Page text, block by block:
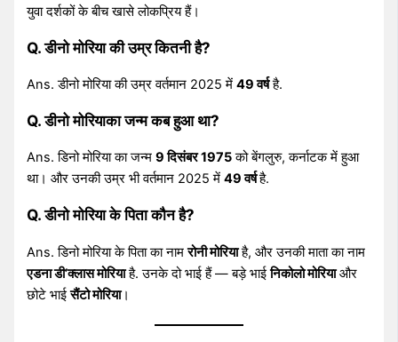
युवा दर्शकों के बीच खासे लोकप्रिय हैं।
Q. डीनो मोरिया की उम्र कितनी है?
Ans. डीनो मोरिया की उम्र वर्तमान 2025 में49 वर्षहै.
Q. डीनो मोरियाका जन्म कब हुआ था?
Ans. डिनो मोरिया का जन्म9 दिसंबर 1975को बेंगलुरु, कर्नाटक में हुआ
था। और उनकी उम्र भी वर्तमान 2025 में49 वर्षहै.
Q. डीनो मोरिया के पिता कौन है?
Ans. डिनो मोरिया के पिता का नाम ​​रोनी मोरियाहै, और उनकी माता का नाम
एडना डी’क्लास मोरियाहै. उनके दो भाई हैं — बड़े भाईनिकोलो मोरियाऔर
छोटे भाईसैंटो मोरिया।